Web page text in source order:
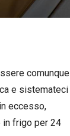
comunque
e sistemateci
eccesso,
in frigo per 24